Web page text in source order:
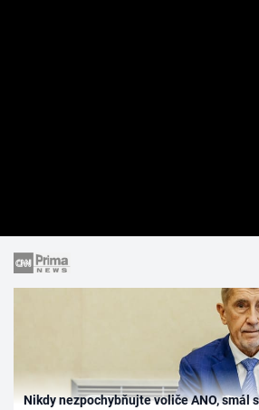
Nikdy nezpochybňujte voliče ANO, smál